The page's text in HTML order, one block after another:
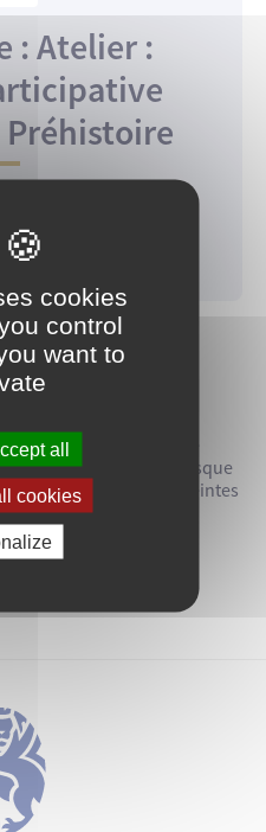
: Atelier :
Préhistoire
ans)
les petits créateurs à
à la Préhistoire !
épices et à l’aide de
composer une fresque
d’animaux, des empreintes
créatif pour petits et
cookies
control
want to
all
cookies